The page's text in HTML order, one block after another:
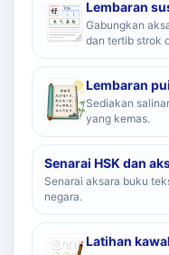
Lembaran
Gabungkan
dan tertib strok
Lembaran
Sediakan
yang kemas.
Senarai HSK dan
Senarai aksara buku
negara.
Latihan